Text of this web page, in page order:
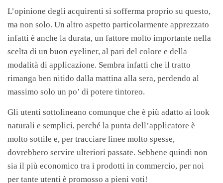
L’opinione degli acquirenti si sofferma proprio su questo,
ma non solo. Un altro aspetto particolarmente apprezzato
infatti è anche la durata, un fattore molto importante nella
scelta di un buon eyeliner, al pari del colore e della
modalità di applicazione. Sembra infatti che il tratto
rimanga ben nitido dalla mattina alla sera, perdendo al
massimo solo un po’ di potere tintoreo.
Gli utenti sottolineano comunque che è più adatto ai look
naturali e semplici, perché la punta dell’applicatore è
molto sottile e, per tracciare linee molto spesse,
dovrebbero servire ulteriori passate. Sebbene quindi non
sia il più economico tra i prodotti in commercio, per noi
per tante utenti è promosso a pieni voti!